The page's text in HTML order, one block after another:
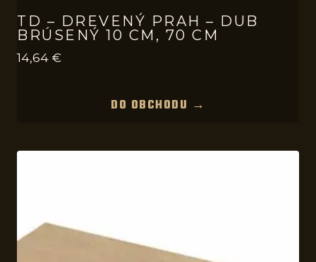
TD – DREVENÝ PRAH – DUB
BRÚSENÝ 10 CM, 70 CM
14,64 €
DO OBCHODU →